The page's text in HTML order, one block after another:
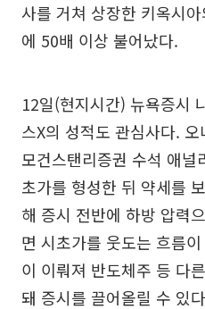
사를 거쳐 상장한 키옥시
에 50배 이상 불어났다.
12일(현지시간) 뉴욕증시
스X의 성적도 관심사다.
모건스탠리증권 수석 애널
초가를 형성한 뒤 약세를
해 증시 전반에 하방 압력
면 시초가를 웃도는 흐름
이 이뤄져 반도체주 등 다
돼 증시를 끌어올릴 수 있